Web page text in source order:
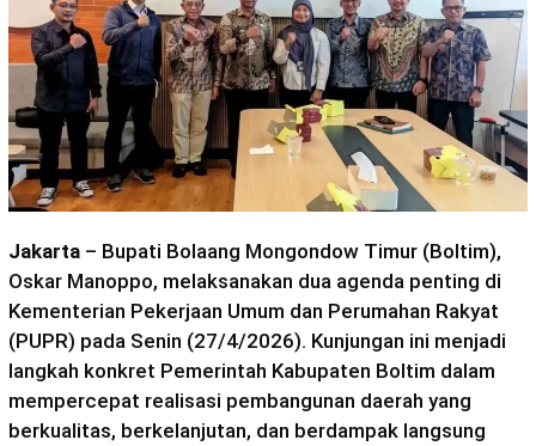
Jakarta – Bupati Bolaang Mongondow Timur (Boltim),
Oskar Manoppo, melaksanakan dua agenda penting di
Kementerian Pekerjaan Umum dan Perumahan Rakyat
(PUPR) pada Senin (27/4/2026). Kunjungan ini menjadi
langkah konkret Pemerintah Kabupaten Boltim dalam
mempercepat realisasi pembangunan daerah yang
berkualitas, berkelanjutan, dan berdampak langsung